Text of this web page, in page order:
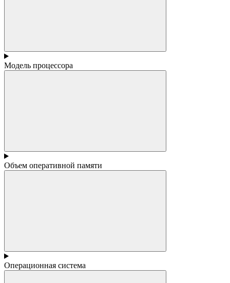
Модель процессора
Объем оперативной памяти
Операционная система